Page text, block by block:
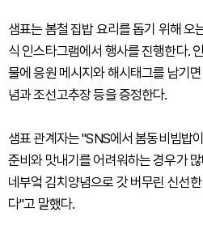
샘표는 봄철 집밥 요리를 돕기 위해 오
식 인스타그램에서 행사를 진행한다.
물에 응원 메시지와 해시태그를 남기
념과 조선고추장 등을 증정한다.
샘표 관계자는 "SNS에서 봄동비빔밥
준비와 맛내기를 어려워하는 경우가
네부엌 김치양념으로 갓 버무린 신선
다"고 말했다.